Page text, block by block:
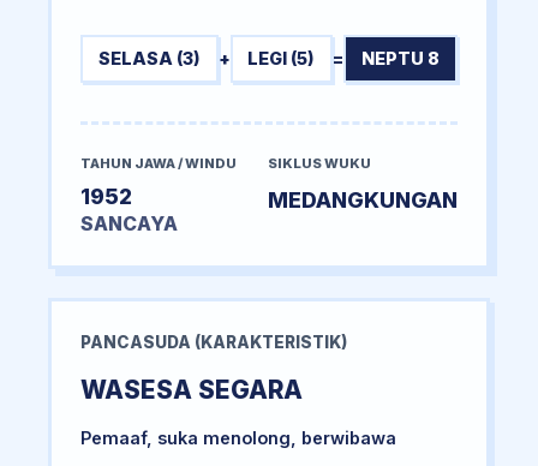
SELASA (3) + LEGI (5) = NEPTU 8
TAHUN JAWA / WINDU
1952
SANCAYA
SIKLUS WUKU
MEDANGKUNGAN
PANCASUDA (KARAKTERISTIK)
WASESA SEGARA
Pemaaf, suka menolong, berwibawa